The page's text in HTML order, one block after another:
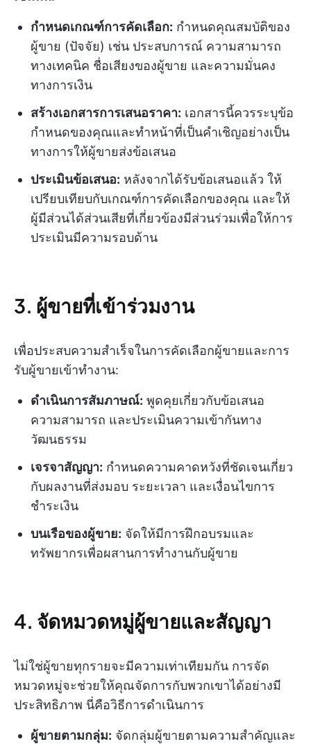
กำหนดเกณฑ์การคัดเลือก: กำหนดคุณสมบัติของ
ผู้ขาย (ปัจจัย) เช่น ประสบการณ์ ความสามารถ
ทางเทคนิค ชื่อเสียงของผู้ขาย และความมั่นคง
ทางการเงิน
สร้างเอกสารการเสนอราคา: เอกสารนี้ควรระบุข้อ
กำหนดของคุณและทำหน้าที่เป็นคำเชิญอย่างเป็น
ทางการให้ผู้ขายส่งข้อเสนอ
ประเมินข้อเสนอ: หลังจากได้รับข้อเสนอแล้ว ให้
เปรียบเทียบกับเกณฑ์การคัดเลือกของคุณ และให้
ผู้มีส่วนได้ส่วนเสียที่เกี่ยวข้องมีส่วนร่วมเพื่อให้การ
ประเมินมีความรอบด้าน
3. ผู้ขายที่เข้าร่วมงาน
เพื่อประสบความสำเร็จในการคัดเลือกผู้ขายและการ
รับผู้ขายเข้าทำงาน:
ดำเนินการสัมภาษณ์: พูดคุยเกี่ยวกับข้อเสนอ
ความสามารถ และประเมินความเข้ากันทาง
วัฒนธรรม
เจรจาสัญญา: กำหนดความคาดหวังที่ชัดเจนเกี่ยว
กับผลงานที่ส่งมอบ ระยะเวลา และเงื่อนไขการ
ชำระเงิน
บนเรือของผู้ขาย: จัดให้มีการฝึกอบรมและ
ทรัพยากรเพื่อผสานการทำงานกับผู้ขาย
4. จัดหมวดหมู่ผู้ขายและสัญญา
ไม่ใช่ผู้ขายทุกรายจะมีความเท่าเทียมกัน การจัด
หมวดหมู่จะช่วยให้คุณจัดการกับพวกเขาได้อย่างมี
ประสิทธิภาพ นี่คือวิธีการดำเนินการ
ผู้ขายตามกลุ่ม: จัดกลุ่มผู้ขายตามความสำคัญและ